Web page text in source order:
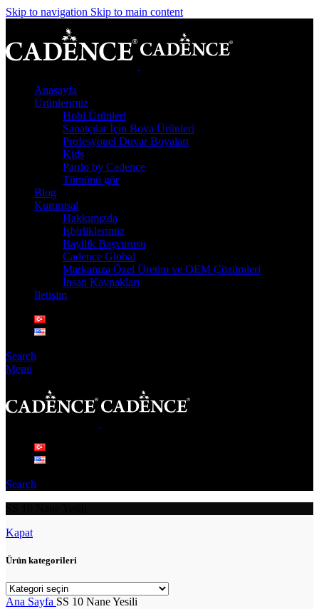
Skip to navigation Skip to main content
Anasayfa
Ürünlerimiz
Hobi Ürünleri
Sanatçılar İçin Boya Ürünleri
Profesyonel Duvar Boyaları
Kids
Pardo by Cadence
Tümünü gör
Blog
Kurumsal
Hakkımızda
İşbirliklerimiz
Bayilik Başvurusu
Cadence Global
Markanıza Özel Üretim ve OEM Çözümleri
İnsan Kaynakları
İletişim
Search
Menü
Search
Kapat
Ürün kategorileri
Ana Sayfa SS 10 Nane Yesili